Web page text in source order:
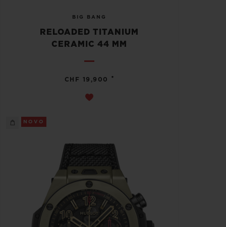
BIG BANG
RELOADED TITANIUM
CERAMIC 44 MM
CHF 19,900 •
NOVO